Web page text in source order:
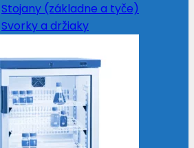
Stojany (základne a tyče)
Svorky a držiaky